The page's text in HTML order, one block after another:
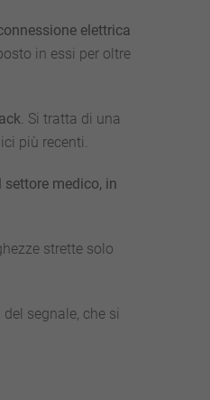
elettrica
in essi per oltre
. Si tratta di una
più recenti.
settore medico, in
strette solo
segnale, che si